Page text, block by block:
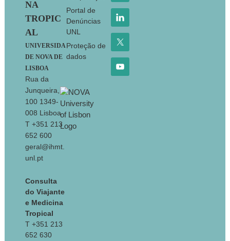
NA
TROPIC
AL
UNIVERSIDA
DE NOVA DE
LISBOA
Rua da
Junqueira,
100 1349-
008 Lisboa
T +351 213
652 600
geral@ihmt.
unl.pt
Consulta
do Viajante
e Medicina
Tropical
T +351 213
652 630
Portal de
Denúncias
UNL
Proteção de
dados